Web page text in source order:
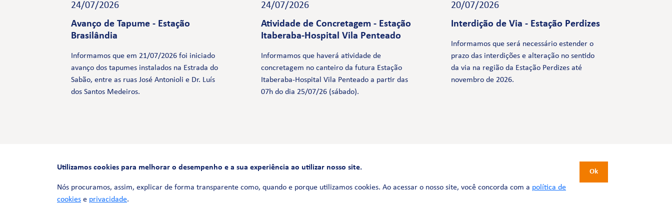
24/07/2026
Avanço de Tapume - Estação
Brasilândia
Informamos que em 21/07/2026 foi iniciado
avanço dos tapumes instalados na Estrada do
Sabão, entre as ruas José Antonioli e Dr. Luís
dos Santos Medeiros.
24/07/2026
Atividade de Concretagem - Estação
Itaberaba-Hospital Vila Penteado
Informamos que haverá atividade de
concretagem no canteiro da futura Estação
Itaberaba-Hospital Vila Penteado a partir das
07h do dia 25/07/26 (sábado).
20/07/2026
Interdição de Via - Estação Perdizes
Informamos que será necessário estender o
prazo das interdições e alteração no sentido
da via na região da Estação Perdizes até
novembro de 2026.
FALE CONOSCO
0800 580 3172
Utilizamos cookies para melhorar o desempenho e a sua experiência ao utilizar nosso site.
Nós procuramos, assim, explicar de forma transparente como, quando e porque utilizamos cookies. Ao acessar o nosso site, você concorda com a política de
cookies e privacidade.
Ok